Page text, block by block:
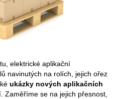
elektrické aplikační
navinutých na rolích, jejich ořez
ukázky nových aplikačních
Zaměříme se na jejich přesnost,